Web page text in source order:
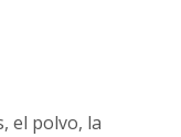
el polvo, la